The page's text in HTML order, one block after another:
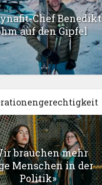
Chef Benedikt
auf den Gipfel
brauchen mehr
Menschen in der
Politik»